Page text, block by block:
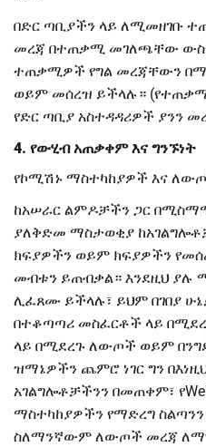
በድር ጣቢያችን ላይ ለሚመዘገቡ
መረጃ በተጠቃሚ መገለጫቸው
ተጠቃሚዎች የግል መረጃቸውን
ወይም መሰረዝ ይችላሉ።
የድር ጣቢያ አስተዳዳሪዎች ያንን
4. የውሂብ አጠቃቀም እና ግንኙነት
የኮሚሽኑ ማስተካከያዎች እና
ከአሠራር ልምዶቻችን ጋር በሚስማማ
ያለቅድመ ማስታወቂያ
ክፍያዎችን ወይም ክፍያዎችን
መብቱን ይጠብቃል። እንደዚህ ያሉ
ሊፈጸሙ ይችላሉ፣ ይህም በገበያ
በተቆጣጣሪ መስፈርቶች ላይ
ላይ በሚደረጉ ለውጦች ወይም
ዝማኔዎችን ጨምሮ ነገር ግን
አገልግሎቶቻችንን በመጠቀም፣
ማስተካከያዎችን የማድረግ
ስለማንኛውም ለውጦች መረጃ